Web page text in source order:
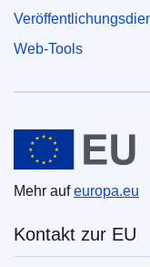
Web-Tools
Europäische
Mehr aufeuropa.eu
Kontakt zur EU